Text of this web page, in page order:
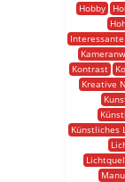
Hobby
Kontrast
Kreative
Künstliches